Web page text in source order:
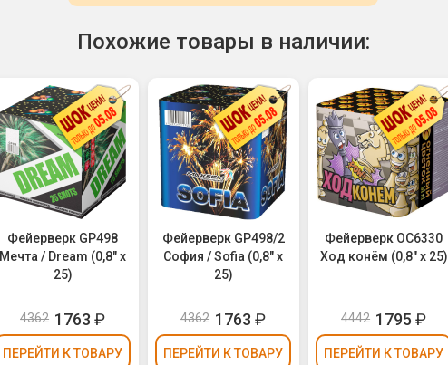
Похожие товары в наличии:
Фейерверк GP498
Мечта / Dream (0,8" х
25)
4362 1763 ₽
ПЕРЕЙТИ К ТОВАРУ
Фейерверк GP498/2
София / Sofia (0,8" х
25)
4362 1763 ₽
ПЕРЕЙТИ К ТОВАРУ
Фейерверк ОС6330
Ход конём (0,8" х 25)
4442 1795 ₽
ПЕРЕЙТИ К ТОВАРУ